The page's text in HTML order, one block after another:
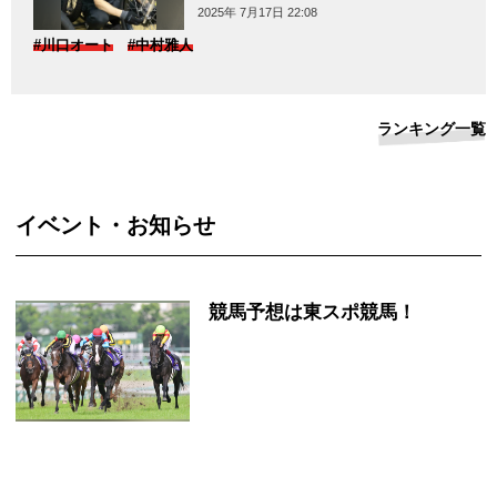
2025年 7月17日 22:08
#川口オート #中村雅人
ランキング一覧
イベント・お知らせ
競馬予想は東スポ競馬！